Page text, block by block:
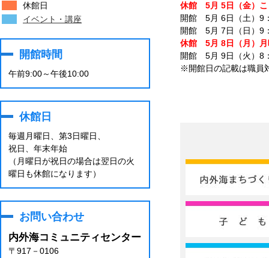
休館日
イベント・講座
開館時間
午前9:00～午後10:00
休館日
毎週月曜日、第3日曜日、
祝日、年末年始
（月曜日が祝日の場合は翌日の火
曜日も休館になります）
お問い合わせ
内外海コミュニティセンター
〒917－0106
休館　5月 5日（金）
開館　5月 6日（土）9
休館　5月 8日（月）
開館　5月 9日（火）8
※開館日の記載は職員